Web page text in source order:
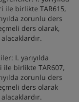
ile birlikte TAR615,
zorunlu ders
ders olarak,
I. yarıyılda
ile birlikte TAR607,
zorunlu ders
ders olarak